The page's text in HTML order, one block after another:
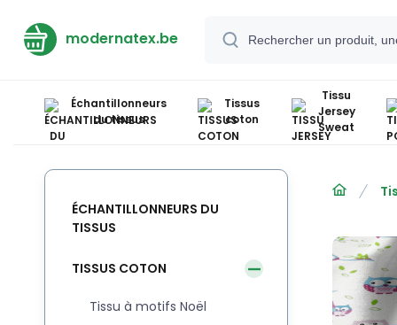
modernatex.be
Échantillonneurs
du tissus
Tissus
coton
Tissu
Jersey
Sweat
ÉCHANTILLONNEURS DU
TISSUS
TISSUS COTON
Tissu à motifs Noël